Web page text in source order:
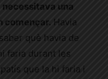
necessitava una
començar. Havia
què havia de
faria durant les
que la hi faria i